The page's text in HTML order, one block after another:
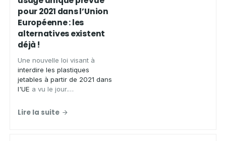
pour 2021 dans l’Union
Européenne : les
alternatives existent
déjà !
Une nouvelle loi visant à
interdire les plastiques
jetables à partir de 2021 dans
l'UE a vu le jour.
zéro déchet à ces plastiques
grâce à Aqua Clean Concept
Lire la suite